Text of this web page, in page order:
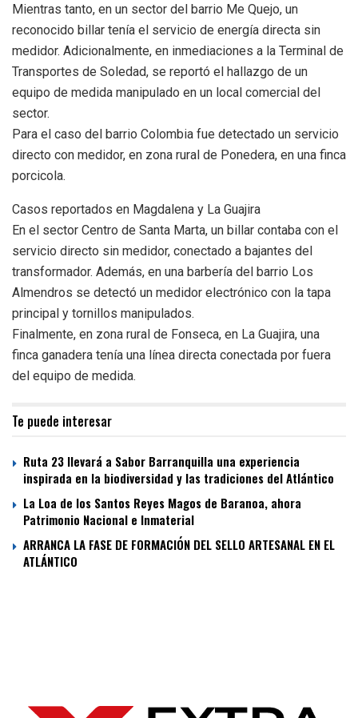
Mientras tanto, en un sector del barrio Me Quejo, un
reconocido billar tenía el servicio de energía directa sin
medidor. Adicionalmente, en inmediaciones a la Terminal de
Transportes de Soledad, se reportó el hallazgo de un
equipo de medida manipulado en un local comercial del
sector.
Para el caso del barrio Colombia fue detectado un servicio
directo con medidor, en zona rural de Ponedera, en una finca
porcicola.
Casos reportados en Magdalena y La Guajira
En el sector Centro de Santa Marta, un billar contaba con el
servicio directo sin medidor, conectado a bajantes del
transformador. Además, en una barbería del barrio Los
Almendros se detectó un medidor electrónico con la tapa
principal y tornillos manipulados.
Finalmente, en zona rural de Fonseca, en La Guajira, una
finca ganadera tenía una línea directa conectada por fuera
del equipo de medida.
Te puede interesar
Ruta 23 llevará a Sabor Barranquilla una experiencia
inspirada en la biodiversidad y las tradiciones del Atlántico
La Loa de los Santos Reyes Magos de Baranoa, ahora
Patrimonio Nacional e Inmaterial
ARRANCA LA FASE DE FORMACIÓN DEL SELLO ARTESANAL EN EL
ATLÁNTICO